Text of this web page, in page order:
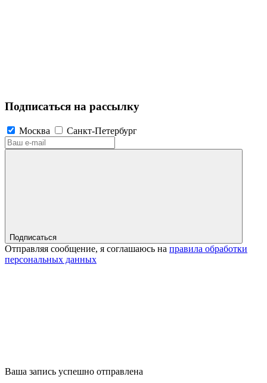
Подписаться на рассылку
Москва Санкт-Петербург
Подписаться
Отправляя сообщение, я соглашаюсь на правила обработки
персональных данных
Ваша запись успешно отправлена